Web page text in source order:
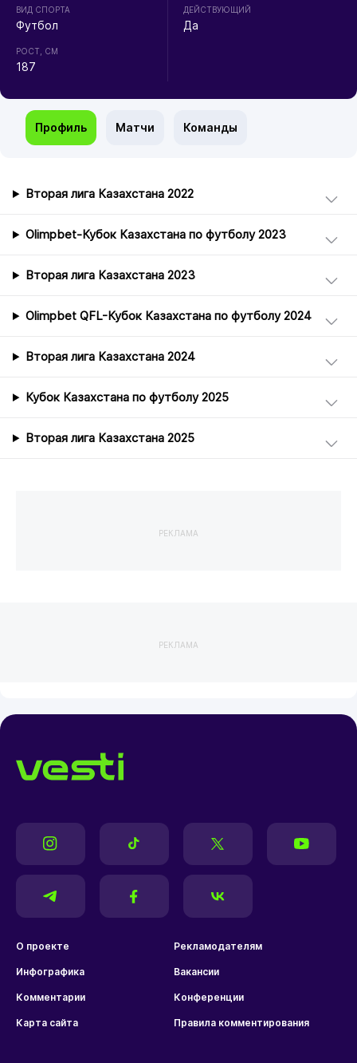
ВИД СПОРТА
Футбол
РОСТ, СМ
187
ДЕЙСТВУЮЩИЙ
Да
Профиль Матчи Команды
Вторая лига Казахстана 2022
Olimpbet-Кубок Казахстана по футболу 2023
Вторая лига Казахстана 2023
Olimpbet QFL-Кубок Казахстана по футболу 2024
Вторая лига Казахстана 2024
Кубок Казахстана по футболу 2025
Вторая лига Казахстана 2025
РЕКЛАМА
РЕКЛАМА
О проекте Рекламодателям
Инфографика Вакансии
Комментарии Конференции
Карта сайта Правила комментирования